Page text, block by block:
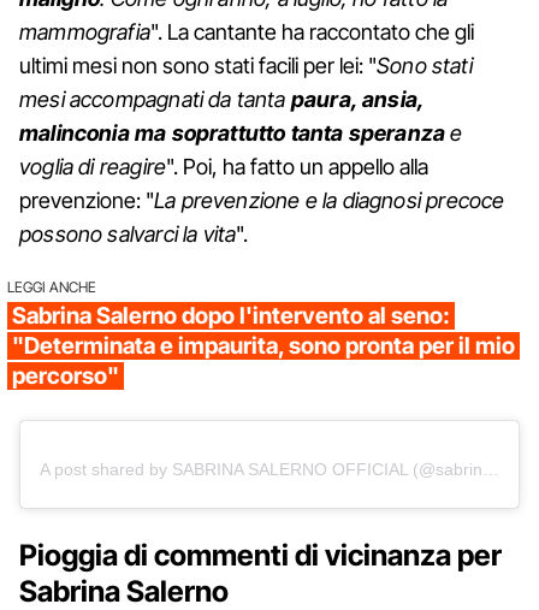
mammografia". La cantante ha raccontato che gli
ultimi mesi non sono stati facili per lei: "Sono stati
mesi accompagnati da tanta paura, ansia,
malinconia ma soprattutto tanta speranzae
voglia di reagire". Poi, ha fatto un appello alla
prevenzione: "La prevenzione e la diagnosi precoce
possono salvarci la vita".
LEGGI ANCHE
Sabrina Salerno dopo l'intervento al seno:
"Determinata e impaurita, sono pronta per il mio
percorso"
Pioggia di commenti di vicinanza per
Sabrina Salerno